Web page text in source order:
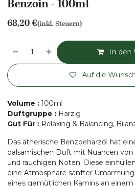
68,20€(inkl. Steuern)
In den
Auf die
Volume : 100ml
Duftgruppe : Harzig
Gut Für : Relaxing & Balancing,
Das ätherische Benzoeharzöl hat
balsamischen Duft mit Nuancen von
und rauchigen Noten. Diese
eine Atmosphäre sanfter
eines gemütlichen Kamins an einem